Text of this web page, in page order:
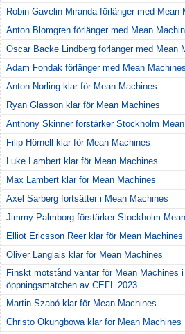
Robin Gavelin Miranda förlänger med Mean
Anton Blomgren förlänger med Mean
Oscar Backe Lindberg förlänger med Mean
Adam Fondak förlänger med Mean Machines
Anton Norling klar för Mean Machines
Ryan Glasson klar för Mean Machines
Anthony Skinner förstärker Stockholm
Filip Hörnell klar för Mean Machines
Luke Lambert klar för Mean Machines
Max Lambert klar för Mean Machines
Axel Sarberg fortsätter i Mean Machines
Jimmy Palmborg förstärker Stockholm
Elliot Ericsson Reer klar för Mean Machines
Oliver Langlais klar för Mean Machines
Finskt motstånd väntar för Mean Machines i
öppningsmatchen av CEFL 2023
Martin Szabó klar för Mean Machines
Christo Okungbowa klar för Mean Machines